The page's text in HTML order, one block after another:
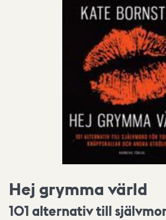
Hej grymma värld
101 alternativ till